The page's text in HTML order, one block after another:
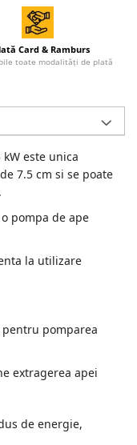
Card & Ramburs
toate modalități de plată
kW este unica
7.5 cm si se poate
pompa de ape
la utilizare
pentru pomparea
extragerea apei
de energie,